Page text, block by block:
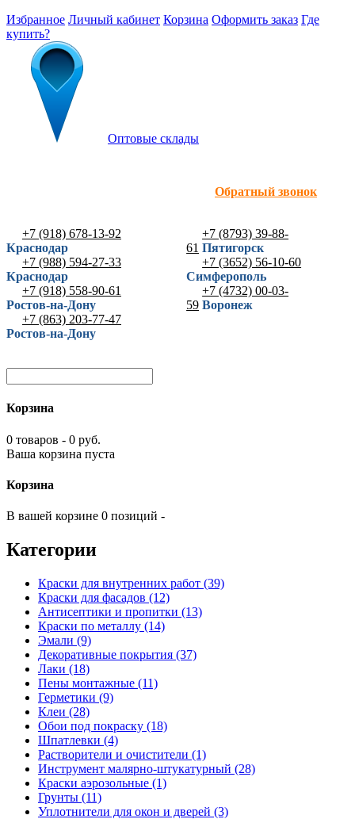
Избранное Личный кабинет Корзина Оформить заказ Где
купить?
Оптовые склады
Обратный звонок
+7 (918) 678-13-92
Краснодар
+7 (988) 594-27-33
Краснодар
+7 (918) 558-90-61
Ростов-на-Дону
+7 (863) 203-77-47
Ростов-на-Дону
+7 (8793) 39-88-
61 Пятигорск
+7 (3652) 56-10-60
Симферополь
+7 (4732) 00-03-
59 Воронеж
Корзина
0 товаров - 0 руб.
Ваша корзина пуста
Корзина
В вашей корзине 0 позиций -
Категории
Краски для внутренних работ (39)
Краски для фасадов (12)
Антисептики и пропитки (13)
Краски по металлу (14)
Эмали (9)
Декоративные покрытия (37)
Лаки (18)
Пены монтажные (11)
Герметики (9)
Клеи (28)
Обои под покраску (18)
Шпатлевки (4)
Растворители и очистители (1)
Инструмент малярно-штукатурный (28)
Краски аэрозольные (1)
Грунты (11)
Уплотнители для окон и дверей (3)